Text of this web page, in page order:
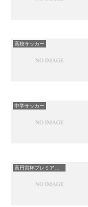
高校サッカー
中学サッカー